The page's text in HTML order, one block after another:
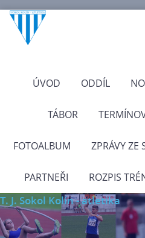
ÚVOD ODDÍL
TÁBOR
FOTOALBUM ZPRÁVY ZE
PARTNEŘI ROZPIS
T. J. Sokol Kolín - atletika